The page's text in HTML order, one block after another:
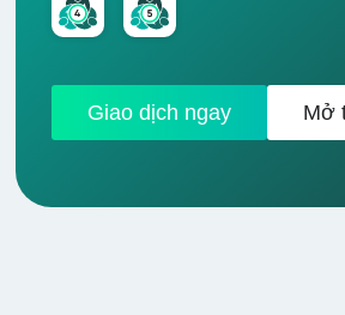
ĐỒNG so với
ALUMINIUM
Giao dịch ngay Mở